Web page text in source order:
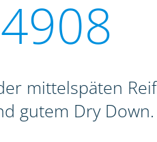
mittelspäten
gutem Dry Down.